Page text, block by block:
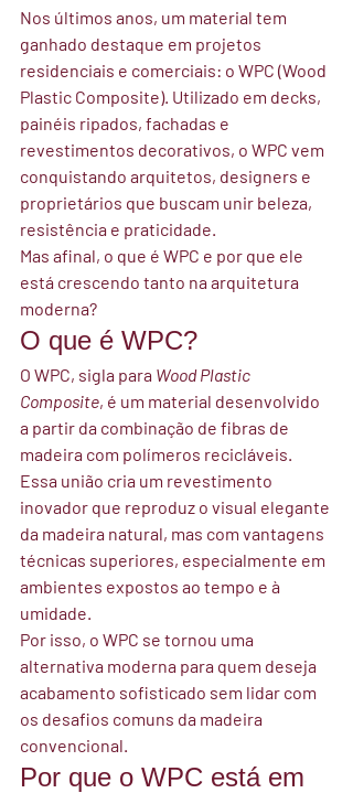
Nos últimos anos, um material tem
ganhado destaque em projetos
residenciais e comerciais: o WPC (Wood
Plastic Composite). Utilizado em decks,
painéis ripados, fachadas e
revestimentos decorativos, o WPC vem
conquistando arquitetos, designers e
proprietários que buscam unir beleza,
resistência e praticidade.
Mas afinal, o que é WPC e por que ele
está crescendo tanto na arquitetura
moderna?
O que é WPC?
O WPC, sigla para Wood Plastic
Composite, é um material desenvolvido
a partir da combinação de fibras de
madeira com polímeros recicláveis
Essa união cria um revestimento
inovador que reproduz o visual elegante
da madeira natural, mas com vantagens
técnicas superiores, especialmente em
ambientes expostos ao tempo e à
umidade.
Por isso, o WPC se tornou uma
alternativa moderna para quem deseja
acabamento sofisticado sem lidar com
os desafios comuns da madeira
convencional.
Por que o WPC está em